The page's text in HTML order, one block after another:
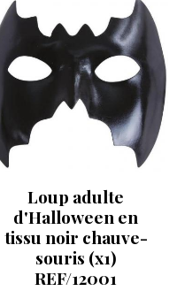
Loup adulte
d'Halloween en
tissu noir chauve-
souris (x1)
REF/12001